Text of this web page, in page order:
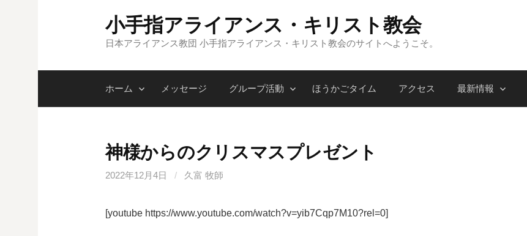
ツ
ス
小手指アライアンス・キリスト教会
日本アライアンス教団 小手指アライアンス・キリスト教会のサイトへようこそ。
ホーム メッセージ グループ活動 ほうかごタイム アクセス 最新情報
神様からのクリスマスプレゼント
2022年12月4日 / 久富 牧師
[youtube https://www.youtube.com/watch?v=yib7Cqp7M10?rel=0]